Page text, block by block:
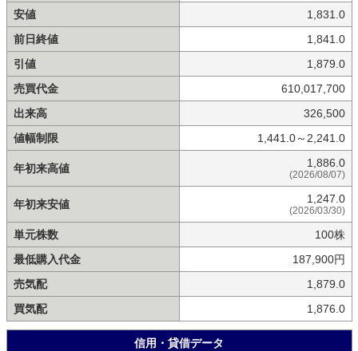
安値
1,831.0
前日終値
1,841.0
引値
1,879.0
売買代金
610,017,700
出来高
326,500
値幅制限
1,441.0～2,241.0
年初来高値 1,886.0
(2026/08/07)
年初来安値 1,247.0
(2026/03/30)
単元株数
100株
最低購入代金
187,900円
売気配
1,879.0
買気配
1,876.0
信用・貸借データ